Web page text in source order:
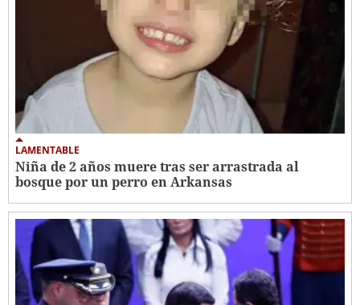
LAMENTABLE
Niña de 2 años muere tras ser arrastrada al
bosque por un perro en Arkansas